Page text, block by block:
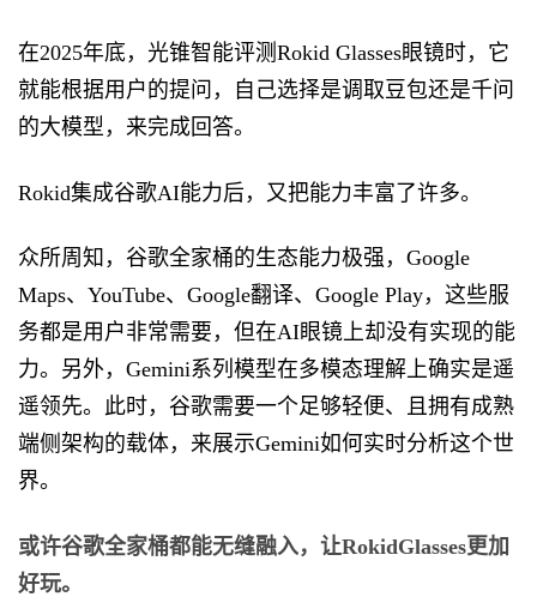
在2025年底，光锥智能评测Rokid Glasses眼镜时，它
就能根据用户的提问，自己选择是调取豆包还是千问
的大模型，来完成回答。
Rokid集成谷歌AI能力后，又把能力丰富了许多。
众所周知，谷歌全家桶的生态能力极强，Google
Maps、YouTube、Google翻译、Google Play，这些服
务都是用户非常需要，但在AI眼镜上却没有实现的能
力。另外，Gemini系列模型在多模态理解上确实是遥
遥领先。此时，谷歌需要一个足够轻便、且拥有成熟
端侧架构的载体，来展示Gemini如何实时分析这个世
界。
或许谷歌全家桶都能无缝融入，让RokidGlasses更加
好玩。